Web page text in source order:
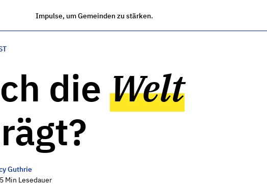
Impulse, um Gemeinden zu stärken.
die Welt
Guthrie
Min Lesedauer